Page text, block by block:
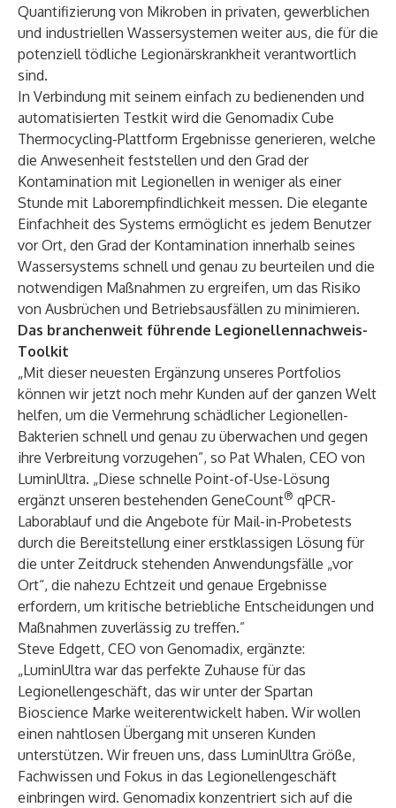
Quantifizierung von Mikroben in privaten, gewerblichen
und industriellen Wassersystemen weiter aus, die für die
potenziell tödliche Legionärskrankheit verantwortlich
sind.
In Verbindung mit seinem einfach zu bedienenden und
automatisierten Testkit wird die Genomadix Cube
Thermocycling-Plattform Ergebnisse generieren, welche
die Anwesenheit feststellen und den Grad der
Kontamination mit Legionellen in weniger als einer
Stunde mit Laborempfindlichkeit messen. Die elegante
Einfachheit des Systems ermöglicht es jedem Benutzer
vor Ort, den Grad der Kontamination innerhalb seines
Wassersystems schnell und genau zu beurteilen und die
notwendigen Maßnahmen zu ergreifen, um das Risiko
von Ausbrüchen und Betriebsausfällen zu minimieren.
Das branchenweit führende Legionellennachweis-
Toolkit
„Mit dieser neuesten Ergänzung unseres Portfolios
können wir jetzt noch mehr Kunden auf der ganzen Welt
helfen, um die Vermehrung schädlicher Legionellen-
Bakterien schnell und genau zu überwachen und gegen
ihre Verbreitung vorzugehen”, so Pat Whalen, CEO von
LuminUltra. „Diese schnelle Point-of-Use-Lösung
ergänzt unseren bestehenden GeneCount® qPCR-
Laborablauf und die Angebote für Mail-in-Probetests
durch die Bereitstellung einer erstklassigen Lösung für
die unter Zeitdruck stehenden Anwendungsfälle „vor
Ort“, die nahezu Echtzeit und genaue Ergebnisse
erfordern, um kritische betriebliche Entscheidungen und
Maßnahmen zuverlässig zu treffen.”
Steve Edgett, CEO von Genomadix, ergänzte:
„LuminUltra war das perfekte Zuhause für das
Legionellengeschäft, das wir unter der Spartan
Bioscience Marke weiterentwickelt haben. Wir wollen
einen nahtlosen Übergang mit unseren Kunden
unterstützen. Wir freuen uns, dass LuminUltra Größe,
Fachwissen und Fokus in das Legionellengeschäft
einbringen wird. Genomadix konzentriert sich auf die